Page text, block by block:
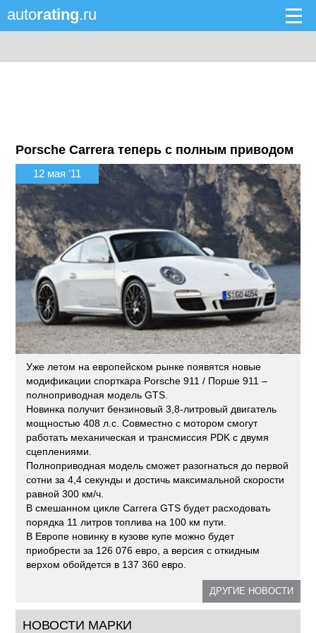
autorating.ru
Porsche Carrera теперь с полным приводом
12 мая '11
Уже летом на европейском рынке появятся новые
модификации спорткара Porsche 911 / Порше 911 –
полноприводная модель GTS.
Новинка получит бензиновый 3,8-литровый двигатель
мощностью 408 л.с. Совместно с мотором смогут
работать механическая и трансмиссия PDK с двумя
сцеплениями.
Полноприводная модель сможет разогнаться до первой
сотни за 4,4 секунды и достичь максимальной скорости
равной 300 км/ч.
В смешанном цикле Carrera GTS будет расходовать
порядка 11 литров топлива на 100 км пути.
В Европе новинку в кузове купе можно будет
приобрести за 126 076 евро, а версия с откидным
верхом обойдется в 137 360 евро.
ДРУГИЕ НОВОСТИ
НОВОСТИ МАРКИ